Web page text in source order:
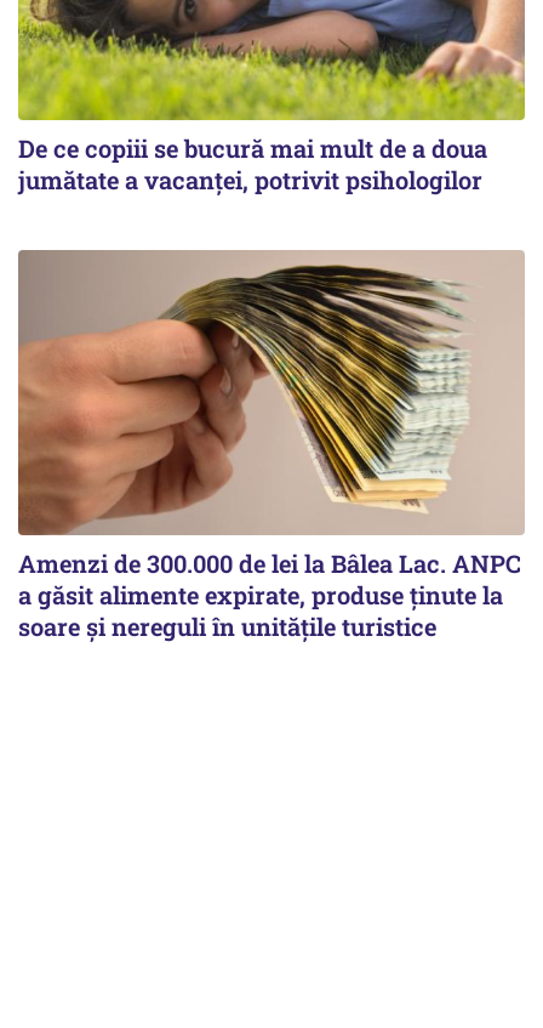
De ce copiii se bucură mai mult de a doua
jumătate a vacanței, potrivit psihologilor
Amenzi de 300.000 de lei la Bâlea Lac. ANPC
a găsit alimente expirate, produse ținute la
soare și nereguli în unitățile turistice